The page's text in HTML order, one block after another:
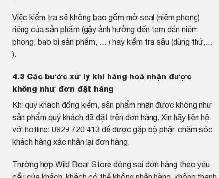
Việc kiểm tra sẽ không bao gồm mở seal (niêm phong)
riêng của sản phẩm (gây ảnh hưởng đến tem dán niêm
phong, bao bì sản phẩm, … ) hay kiểm tra sâu (dùng thử,…
).
4.3 Các bước xử lý khi hàng hoá nhận được
không như đơn đặt hàng
Khi quý khách đồng kiểm, sản phẩm nhận được không như
sản phẩm quý khách đã đặt trên đơn hàng. Xin hãy liên hệ
với hotline: 0929 720 413 để được gặp bộ phận chăm sóc
khách hàng xác nhận lại đơn hàng.
Trường hợp Wild Boar Store đóng sai đơn hàng theo yêu